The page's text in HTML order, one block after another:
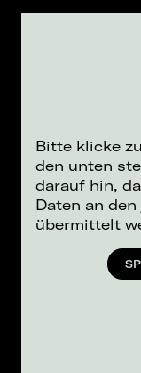
Bitte klicke
den unten
darauf hin,
Daten an
übermittelt